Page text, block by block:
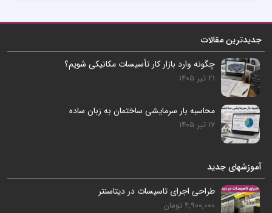
جدیدترین مقالات
چگونه وارد بازار کار تأسیسات مکانیکی شویم؟
21 تیر 1405
محاسبه بار سرمایشی ساختمان به زبان ساده
17 تیر 1405
آموزشهای جدید
طراحی اجرای تاسیسات در دیتاسنتر
4,900,000 تومان